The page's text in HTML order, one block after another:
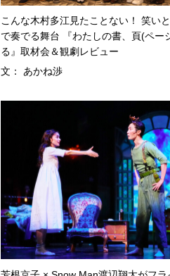
こんな木村多江見たことない！ 笑い
で奏でる舞台 『わたしの書、頁(ペー
る』取材会＆観劇レビュー
文： あかね渉